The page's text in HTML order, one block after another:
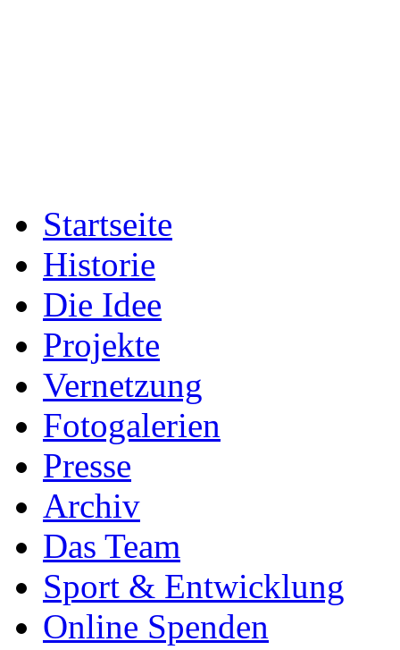
Fotogalerien
Presse
Archiv
Das Team
Sport & Entwicklung
Online Spenden
Online Shop
Dachsportplatz
buntkicktgut